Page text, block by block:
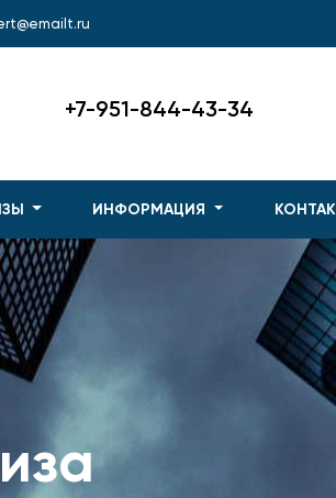
+7-951-844-43-34
ИНФОРМАЦИЯ